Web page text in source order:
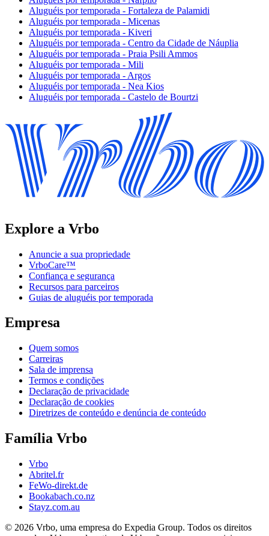
Aluguéis por temporada - Fortaleza de Palamidi
Aluguéis por temporada - Micenas
Aluguéis por temporada - Kiveri
Aluguéis por temporada - Centro da Cidade de Náuplia
Aluguéis por temporada - Praia Psili Ammos
Aluguéis por temporada - Mili
Aluguéis por temporada - Argos
Aluguéis por temporada - Nea Kios
Aluguéis por temporada - Castelo de Bourtzi
Explore a Vrbo
Anuncie a sua propriedade
VrboCare™
Confiança e segurança
Recursos para parceiros
Guias de aluguéis por temporada
Empresa
Quem somos
Carreiras
Sala de imprensa
Termos e condições
Declaração de privacidade
Declaração de cookies
Diretrizes de conteúdo e denúncia de conteúdo
Família Vrbo
Vrbo
Abritel.fr
FeWo-direkt.de
Bookabach.co.nz
Stayz.com.au
© 2026 Vrbo, uma empresa do Expedia Group. Todos os direitos